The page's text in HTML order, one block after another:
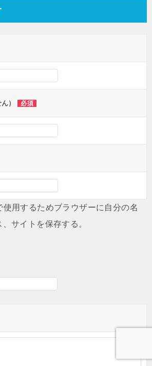
） 必須
使用するためブラウザーに自分の名
サイトを保存する。